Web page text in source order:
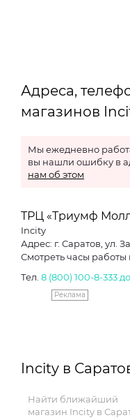
Адреса,
магазинов
Мы ежедневно
вы нашли ошибку в
нам об этом
ТРЦ «Триумф
Incity
Адрес: г. Саратов, ул.
Смотреть часы работы
Тел. 8 (800) 100-8-333
Реклама
Incity в
Найти ближайший
магазин Incity в